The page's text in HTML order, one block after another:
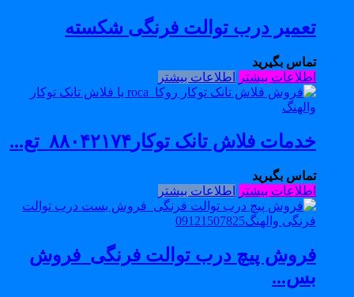
تعمیر درب توالت فرنگی شکسته
تماس بگیرید
اطلاعات بیشتر اطلاعات بیشتر
خدمات فلاش تانک توکار۸۸۰۴۲۱۷۴_تع...
تماس بگیرید
اطلاعات بیشتر اطلاعات بیشتر
فروش پیچ درب توالت فرنگی_فروش
بس...